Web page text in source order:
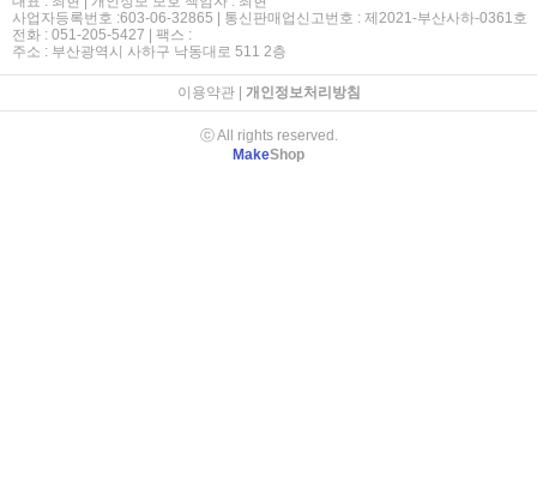
사업자등록번호 :603-06-32865 | 통신판매업신고번호 : 제2021-부산사하-0361호
전화 : 051-205-5427 | 팩스 :
주소 : 부산광역시 사하구 낙동대로 511 2층
이용약관| 개인정보처리방침
ⓒ All rights reserved.
MakeShop